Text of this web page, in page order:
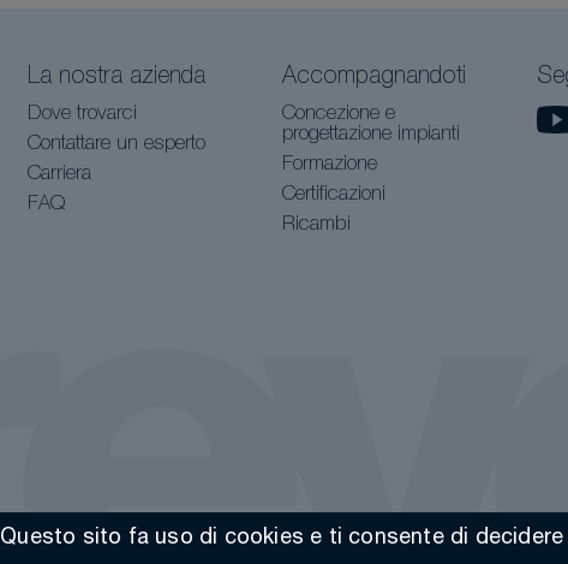
La nostra azienda
Dove trovarci
Contattare un esperto
Carriera
FAQ
Accompagnandoti
Concezione e
progettazione impianti
Formazione
Certificazioni
Ricambi
Questo sito fa uso di cookies e ti consente di